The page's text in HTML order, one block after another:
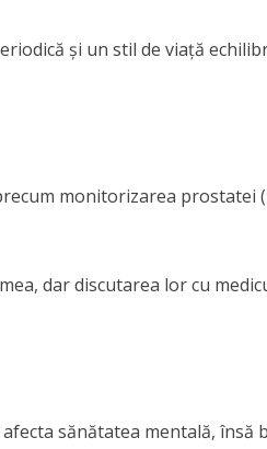
și un stil de viață
monitorizarea prostatei
dar discutarea lor cu
sănătatea mentală, însă